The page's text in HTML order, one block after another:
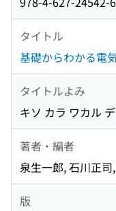
タイトル
基礎からわかる電
タイトルよみ
キソ カラ ワカル
著者・編者
泉生一郎, 石川正
版